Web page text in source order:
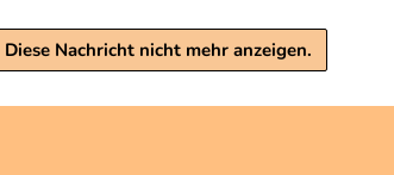
Diese Nachricht nicht mehr anzeigen.